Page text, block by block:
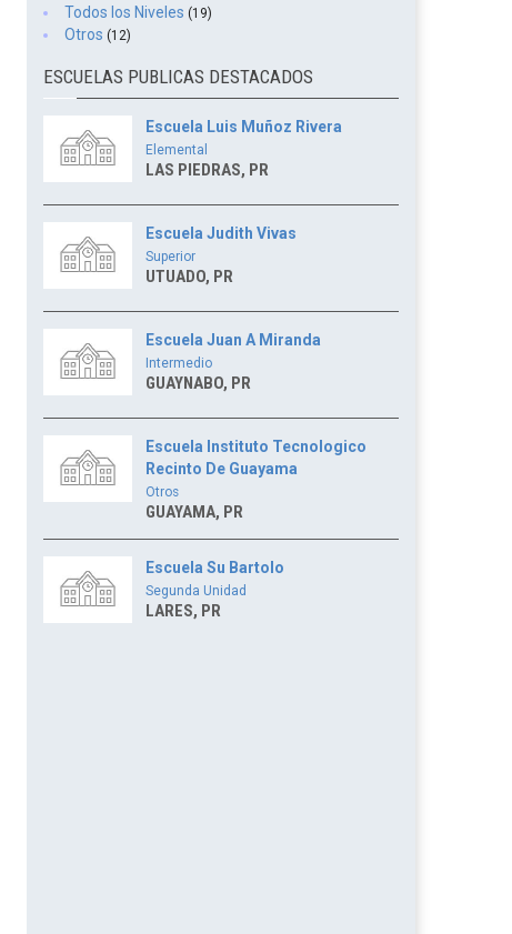
Todos los Niveles (19)
Otros (12)
ESCUELAS PUBLICAS DESTACADOS
Escuela Luis Muñoz Rivera
Elemental
LAS PIEDRAS, PR
Escuela Judith Vivas
Superior
UTUADO, PR
Escuela Juan A Miranda
Intermedio
GUAYNABO, PR
Escuela Instituto Tecnologico
Recinto De Guayama
Otros
GUAYAMA, PR
Escuela Su Bartolo
Segunda Unidad
LARES, PR